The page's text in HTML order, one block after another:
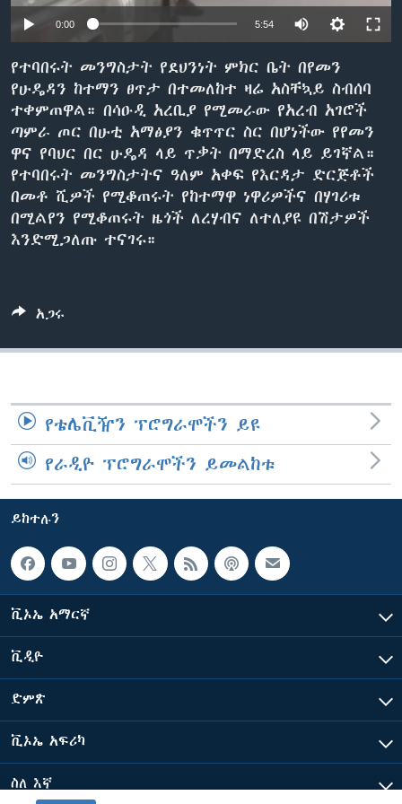
ቋንቋዎች
0:00 5:54
የተባበሩት መንግስታት የደህንነት ምክር ቤት በየመን
የሁዴዳን ከተማን ፀጥታ በተመለከተ ዛሬ አስቸኳይ ስብሰባ
ተቀምጠዋል። በሳዑዲ አረቢያ የሚመራው የአረብ አገሮች
ጣምራ ጦር በሁቲ አማፅያን ቁጥጥር ስር በሆነችው የየመን
ዋና የባህር በር ሁዴዳ ላይ ጥቃት በማድረስ ላይ ይገኛል።
የተባበሩት መንግስታትና ዓለም አቀፍ የእርዳታ ድርጅቶች
በመቶ ሺዎች የሚቆጠሩት የከተማዋ ነዋሪዎችና በሃገሪቱ
በሚልየን የሚቆጠሩት ዜጎች ለረሃብና ለተለያዩ በሽታዎች
እንድሚጋለጡ ተናገሩ።
አጋሩ
የቴሌቪዥን ፕሮግራሞችን ይዩ
የራዲዮ ፕሮግራሞችን ይመልከቱ
ይከተሉን
ቪኦኤ አማርኛ
ቪዲዮ
ድምጽ
ቪኦኤ አፍሪካ
ስለ እኛ